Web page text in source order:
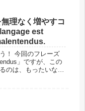
フレーズの場所と背
る前に、今回の
理なく増やすコ
est
！ 今回のフレーズ
」ですが、この
のは、もったいない